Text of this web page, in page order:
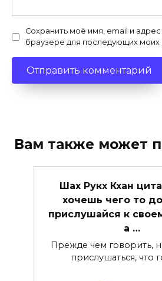
Сохранить моё имя, email и адрес
браузере для последующих
Вам также может
Шах Рукх Кхан
хочешь чего то
прислушайся к
а …
Прежде чем говорить,
прислушаться, что